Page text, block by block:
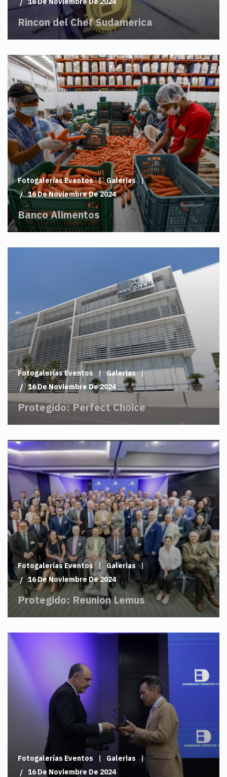
Rincon del Chef Sudamerica
Fotogalerías Eventos
Galerias
16 De Noviembre De 2024
Banco Alimentos
Fotogalerías Eventos
Galerias
16 De Noviembre De 2024
Protegido: Perfect Choice
Fotogalerías Eventos
Galerias
16 De Noviembre De 2024
Protegido: Reunion Lemus
Fotogalerías Eventos
Galerias
16 De Noviembre De 2024